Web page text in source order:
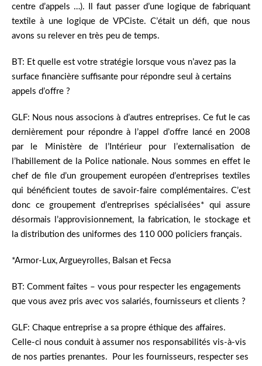
centre d’appels …). Il faut passer d’une logique de fabriquant
textile à une logique de VPCiste. C’était un défi, que nous
avons su relever en très peu de temps.
BT: Et quelle est votre stratégie lorsque vous n’avez pas la
surface financière suffisante pour répondre seul à certains
appels d’offre ?
GLF: Nous nous associons à d’autres entreprises. Ce fut le cas
dernièrement pour répondre à l’appel d’offre lancé en 2008
par le Ministère de l’Intérieur pour l’externalisation de
l’habillement de la Police nationale. Nous sommes en effet le
chef de file d’un groupement européen d’entreprises textiles
qui bénéficient toutes de savoir-faire complémentaires. C’est
donc ce groupement d’entreprises spécialisées* qui assure
désormais l’approvisionnement, la fabrication, le stockage et
la distribution des uniformes des 110 000 policiers français.
*Armor-Lux, Argueyrolles, Balsan et Fecsa
BT: Comment faîtes – vous pour respecter les engagements
que vous avez pris avec vos salariés, fournisseurs et clients ?
GLF: Chaque entreprise a sa propre éthique des affaires.
Celle-ci nous conduit à assumer nos responsabilités vis-à-vis
de nos parties prenantes. Pour les fournisseurs, respecter ses